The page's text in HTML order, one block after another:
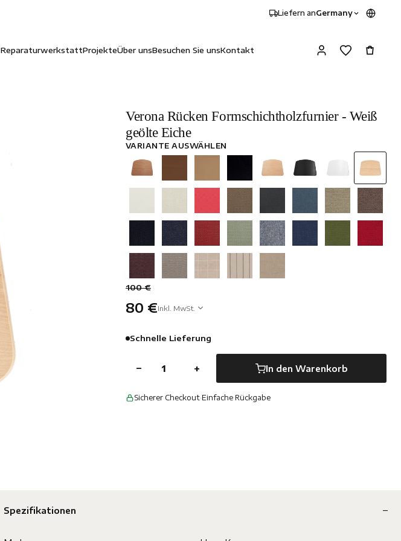
Liefern anGermany
ReparaturwerkstattProjekteÜber unsBesuchen Sie unsKontakt
Verona Rücken Formschichtholzfurnier - Weiß
geölte Eiche
VARIANTE AUSWÄHLEN
100 €
80 €Inkl. MwSt.
Schnelle Lieferung
− + In den Warenkorb
Sicherer Checkout·Einfache Rückgabe
Spezifikationen